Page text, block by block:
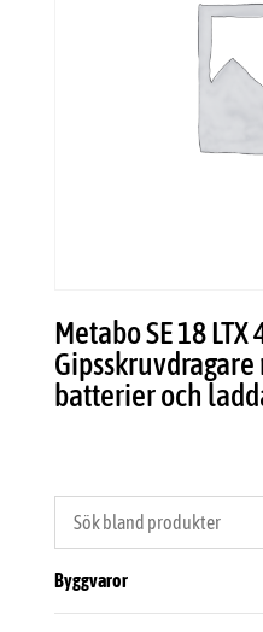
Metabo SE 18
Gipsskruvdragare
batterier och
Byggvaror